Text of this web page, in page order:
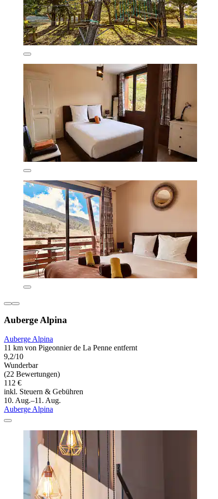
Auberge Alpina
Auberge Alpina
11 km von Pigeonnier de La Penne entfernt
9,2/10
Wunderbar
(22 Bewertungen)
112 €
inkl. Steuern & Gebühren
10. Aug.–11. Aug.
Auberge Alpina